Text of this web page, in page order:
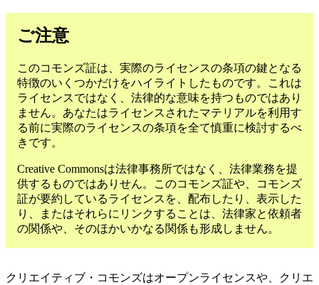
ご注意
このコモンズ証は、実際のライセンスの条項の鍵となる
特徴のいくつかだけをハイライトしたものです。これは
ライセンスではなく、法律的な意味を持つものではあり
ません。あなたはライセンスされたマテリアルを利用す
る前に実際のライセンスの条項を全て慎重に検討するべ
きです。
Creative Commonsは法律事務所ではなく、法律業務を提
供するものではありせん。このコモンズ証や、コモンズ
証が要約しているライセンスを、配布したり、表示した
り、またはそれらにリンクすることは、法律家と依頼者
の関係や、そのほかいかなる関係も形成しません。
クリエイティブ・コモンズはオープンライセンスや、クリエ